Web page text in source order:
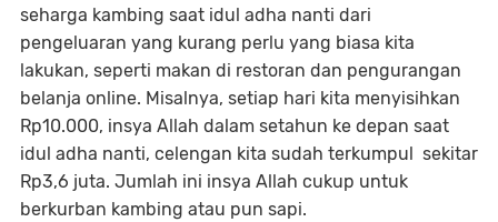
seharga kambing saat idul adha nanti dari
pengeluaran yang kurang perlu yang biasa kita
lakukan, seperti makan di restoran dan pengurangan
belanja online. Misalnya, setiap hari kita menyisihkan
Rp10.000, insya Allah dalam setahun ke depan saat
idul adha nanti, celengan kita sudah terkumpul sekitar
Rp3,6 juta. Jumlah ini insya Allah cukup untuk
berkurban kambing atau pun sapi.